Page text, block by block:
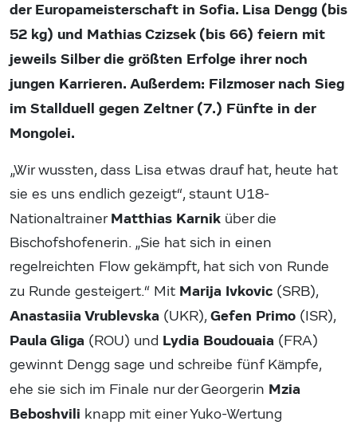
der Europameisterschaft in Sofia. Lisa Dengg (bis
52 kg) und Mathias Czizsek (bis 66) feiern mit
jeweils Silber die größten Erfolge ihrer noch
jungen Karrieren. Außerdem: Filzmoser nach Sieg
im Stallduell gegen Zeltner (7.) Fünfte in der
Mongolei.
„Wir wussten, dass Lisa etwas drauf hat, heute hat
sie es uns endlich gezeigt“, staunt U18-
NationaltrainerMatthias Karnik über die
Bischofshofenerin. „Sie hat sich in einen
regelreichten Flow gekämpft, hat sich von Runde
zu Runde gesteigert.“ Mit Marija Ivkovic (SRB),
Anastasiia Vrublevska (UKR), Gefen Primo (ISR),
Paula Gliga (ROU) und Lydia Boudouaia (FRA)
gewinnt Dengg sage und schreibe fünf Kämpfe,
ehe sie sich im Finale nur der Georgerin Mzia
Beboshvili knapp mit einer Yuko-Wertung